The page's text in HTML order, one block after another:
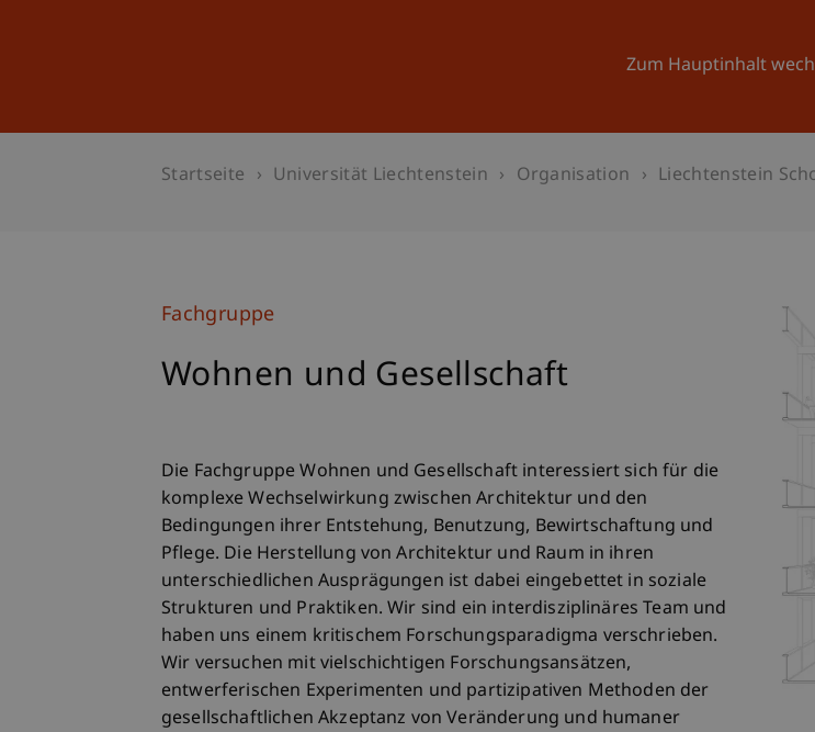
Zum Hauptinhalt
Universität
Startseite Universität Liechtenstein Organisation Liechtenstein
Fachgruppe
Wohnen und Gesellschaft
Die Fachgruppe Wohnen und Gesellschaft interessiert sich für die
komplexe Wechselwirkung zwischen Architektur und den
Bedingungen ihrer Entstehung, Benutzung, Bewirtschaftung und
Pflege. Die Herstellung von Architektur und Raum in ihren
unterschiedlichen Ausprägungen ist dabei eingebettet in soziale
Strukturen und Praktiken. Wir sind ein interdisziplinäres Team und
haben uns einem kritischem Forschungsparadigma verschrieben.
Wir versuchen mit vielschichtigen Forschungsansätzen,
entwerferischen Experimenten und partizipativen Methoden der
gesellschaftlichen Akzeptanz von Veränderung und humaner